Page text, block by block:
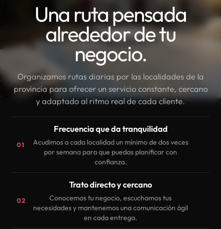
Una ruta pensada
alrededor de tu
negocio.
Organizamos rutas diarias por las localidades de la
provincia para ofrecer un servicio constante, cercano
y adaptado al ritmo real de cada cliente.
01
Frecuencia que da tranquilidad
Acudimos a cada localidad un mínimo de dos veces
por semana para que puedas planificar con
confianza.
02
Trato directo y cercano
Conocemos tu negocio, escuchamos tus
necesidades y mantenemos una comunicación ágil
en cada entrega.